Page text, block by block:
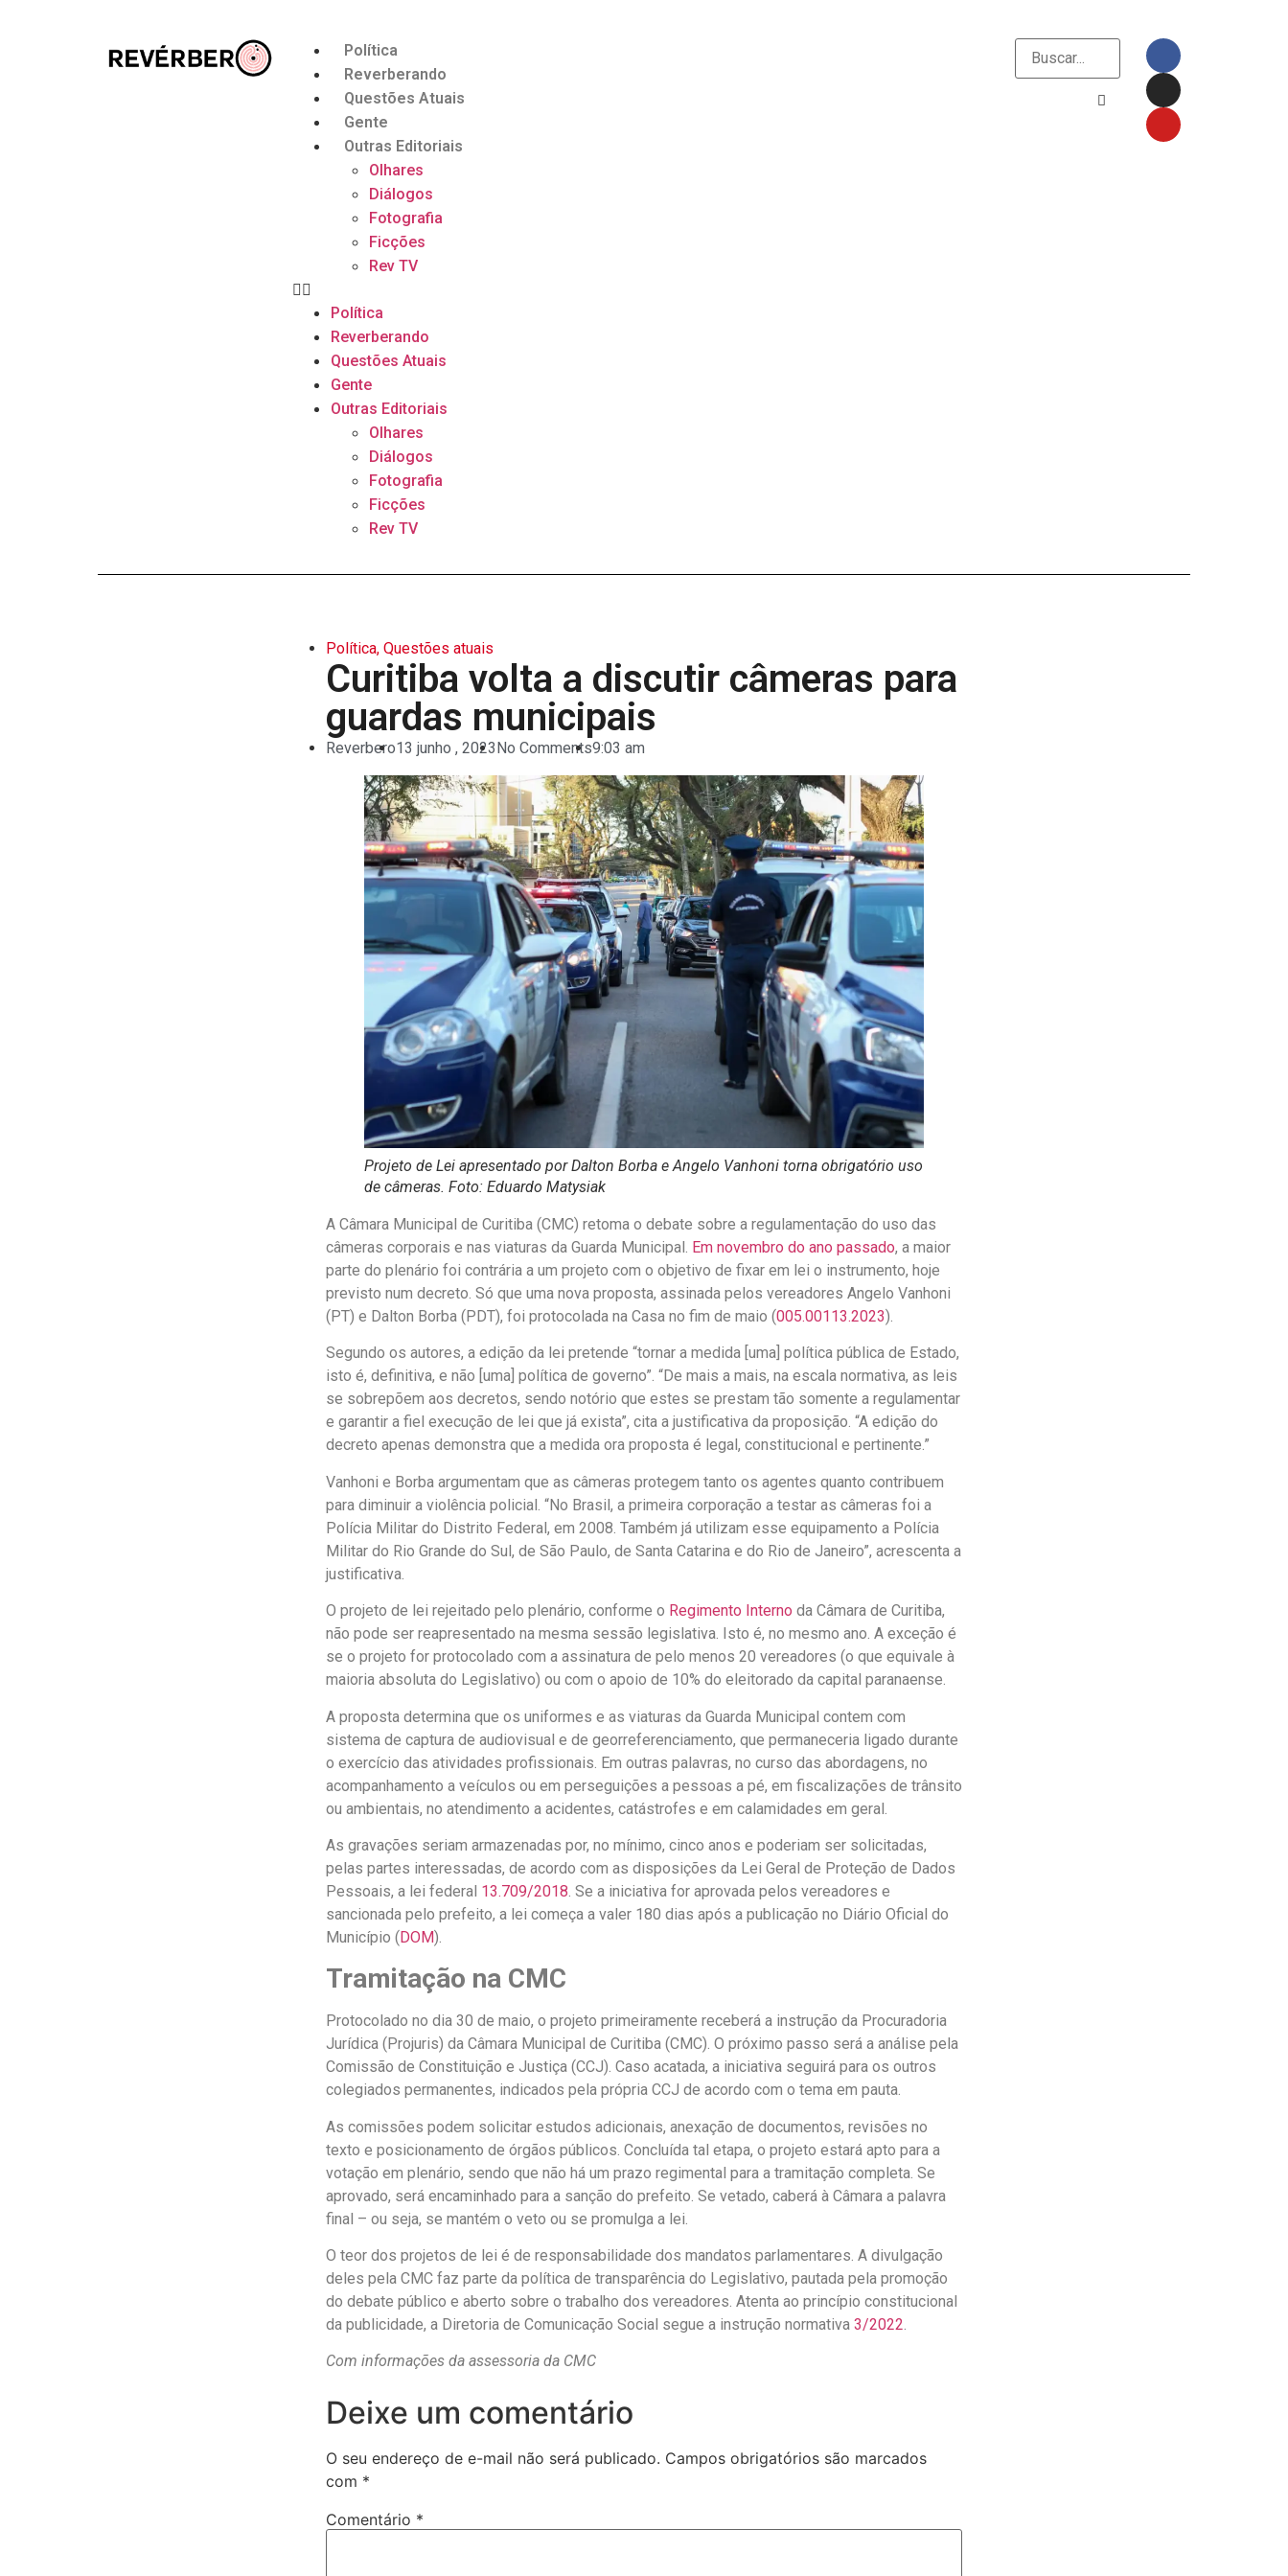
Política
Reverberando
Questões Atuais
Gente
Outras Editoriais
Olhares
Diálogos
Fotografia
Ficções
Rev TV
Política
Reverberando
Questões Atuais
Gente
Outras Editoriais
Olhares
Diálogos
Fotografia
Ficções
Rev TV
Política, Questões atuais
Curitiba volta a discutir câmeras para
guardas municipais
Reverbero13 junho , 2023No Comments9:03 am
Projeto de Lei apresentado por Dalton Borba e Angelo Vanhoni torna obrigatório uso
de câmeras. Foto: Eduardo Matysiak
A Câmara Municipal de Curitiba (CMC) retoma o debate sobre a regulamentação do uso das
câmeras corporais e nas viaturas da Guarda Municipal. Em novembro do ano passado, a maior
parte do plenário foi contrária a um projeto com o objetivo de fixar em lei o instrumento, hoje
previsto num decreto. Só que uma nova proposta, assinada pelos vereadores Angelo Vanhoni
(PT) e Dalton Borba (PDT), foi protocolada na Casa no fim de maio (005.00113.2023).
Segundo os autores, a edição da lei pretende “tornar a medida [uma] política pública de Estado,
isto é, definitiva, e não [uma] política de governo”. “De mais a mais, na escala normativa, as leis
se sobrepõem aos decretos, sendo notório que estes se prestam tão somente a regulamentar
e garantir a fiel execução de lei que já exista”, cita a justificativa da proposição. “A edição do
decreto apenas demonstra que a medida ora proposta é legal, constitucional e pertinente.”
Vanhoni e Borba argumentam que as câmeras protegem tanto os agentes quanto contribuem
para diminuir a violência policial. “No Brasil, a primeira corporação a testar as câmeras foi a
Polícia Militar do Distrito Federal, em 2008. Também já utilizam esse equipamento a Polícia
Militar do Rio Grande do Sul, de São Paulo, de Santa Catarina e do Rio de Janeiro”, acrescenta a
justificativa.
O projeto de lei rejeitado pelo plenário, conforme o Regimento Interno da Câmara de Curitiba,
não pode ser reapresentado na mesma sessão legislativa. Isto é, no mesmo ano. A exceção é
se o projeto for protocolado com a assinatura de pelo menos 20 vereadores (o que equivale à
maioria absoluta do Legislativo) ou com o apoio de 10% do eleitorado da capital paranaense.
A proposta determina que os uniformes e as viaturas da Guarda Municipal contem com
sistema de captura de audiovisual e de georreferenciamento, que permaneceria ligado durante
o exercício das atividades profissionais. Em outras palavras, no curso das abordagens, no
acompanhamento a veículos ou em perseguições a pessoas a pé, em fiscalizações de trânsito
ou ambientais, no atendimento a acidentes, catástrofes e em calamidades em geral.
As gravações seriam armazenadas por, no mínimo, cinco anos e poderiam ser solicitadas,
pelas partes interessadas, de acordo com as disposições da Lei Geral de Proteção de Dados
Pessoais, a lei federal 13.709/2018. Se a iniciativa for aprovada pelos vereadores e
sancionada pelo prefeito, a lei começa a valer 180 dias após a publicação no Diário Oficial do
Município (DOM).
Tramitação na CMC
Protocolado no dia 30 de maio, o projeto primeiramente receberá a instrução da Procuradoria
Jurídica (Projuris) da Câmara Municipal de Curitiba (CMC). O próximo passo será a análise pela
Comissão de Constituição e Justiça (CCJ). Caso acatada, a iniciativa seguirá para os outros
colegiados permanentes, indicados pela própria CCJ de acordo com o tema em pauta.
As comissões podem solicitar estudos adicionais, anexação de documentos, revisões no
texto e posicionamento de órgãos públicos. Concluída tal etapa, o projeto estará apto para a
votação em plenário, sendo que não há um prazo regimental para a tramitação completa. Se
aprovado, será encaminhado para a sanção do prefeito. Se vetado, caberá à Câmara a palavra
final – ou seja, se mantém o veto ou se promulga a lei.
O teor dos projetos de lei é de responsabilidade dos mandatos parlamentares. A divulgação
deles pela CMC faz parte da política de transparência do Legislativo, pautada pela promoção
do debate público e aberto sobre o trabalho dos vereadores. Atenta ao princípio constitucional
da publicidade, a Diretoria de Comunicação Social segue a instrução normativa 3/2022.
Com informações da assessoria da CMC
Deixe um comentário
O seu endereço de e-mail não será publicado. Campos obrigatórios são marcados
com *
Comentário *